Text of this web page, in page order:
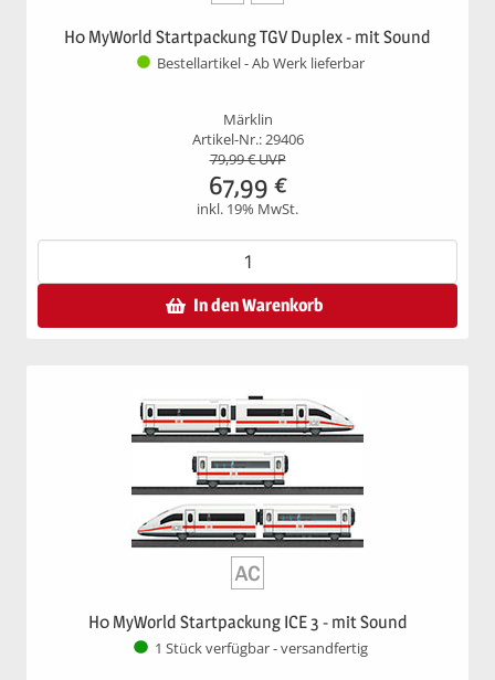
H0 MyWorld Startpackung TGV Duplex - mit Sound
Bestellartikel - Ab Werk lieferbar
Märklin
Artikel-Nr.: 29406
79,99€ UVP
67,99 €
inkl. 19% MwSt.
In den Warenkorb
H0 MyWorld Startpackung ICE 3 - mit Sound
1 Stück verfügbar - versandfertig